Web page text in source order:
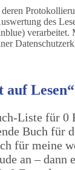
des
verarbeitet.
auf Lesen“
Liste für 0
Buch für
für meine
an – dann